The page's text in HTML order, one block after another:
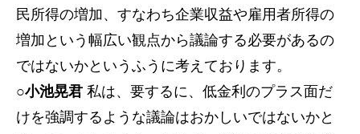
民所得の増加、すなわち企業収益や雇用者所得の
増加という幅広い観点から議論する必要があるの
ではないかというふうに考えております。
○小池晃君 私は、要するに、低金利のプラス面だ
けを強調するような議論はおかしいではないかと